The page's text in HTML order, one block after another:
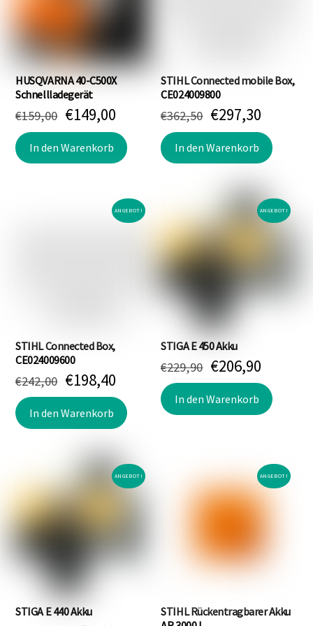
HUSQVARNA 40-C500X
Schnellladegerät
€159,00 Ursprünglicher
Preis
war:
€159,00
€149,00Aktueller
Preis
ist:
€149,00.
In den Warenkorb
STIHL Connected mobile Box,
CE024009800
€362,50 Ursprünglicher
Preis
war:
€362,50
€297,30
Preis
ist:
In den Warenkorb
ANGEBOT!
STIHL Connected Box,
CE024009600
€242,00 Ursprünglicher
Preis
war:
€242,00
€198,40Aktueller
Preis
ist:
€198,40.
In den Warenkorb
ANGEBOT!
STIGA E 450 Akku
€229,90 Ursprünglicher
Preis
war:
€229,90
€206,90
Preis
ist:
In den Warenkorb
ANGEBOT!
STIGA E 440 Akku
ANGEBOT!
STIHL Rückentragbarer Akku